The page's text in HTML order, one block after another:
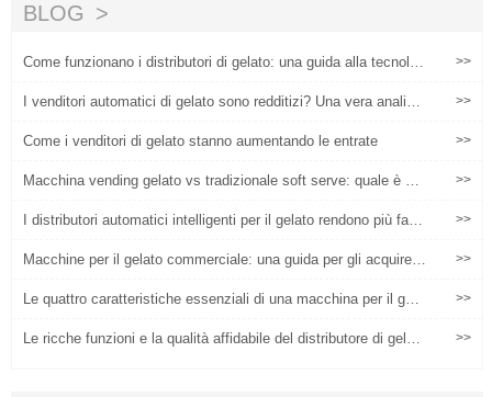
BLOG
Come funzionano i distributori di gelato: una guida alla tecnolog
>>
I venditori automatici di gelato sono redditizi? Una vera analisi
>>
Come i venditori di gelato stanno aumentando le entrate >>
Macchina vending gelato vs tradizionale soft serve: quale è me
>>
I distributori automatici intelligenti per il gelato rendono più facil
>>
Macchine per il gelato commerciale: una guida per gli acquirent
emergenza e il miglioramento dei profitti
>>
Le quattro caratteristiche essenziali di una macchina per il gela
>>
Le ricche funzioni e la qualità affidabile del distributore di gelati
>>